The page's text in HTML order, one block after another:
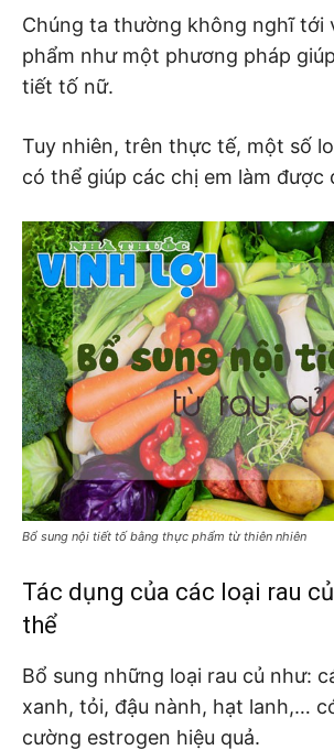
Chúng ta thường không nghĩ tới
phẩm như một phương pháp
tiết tố nữ.
Tuy nhiên, trên thực tế, một số
có thể giúp các chị em làm được
Bổ sung nội tiết tố bằng thực phẩm từ thiên nhiên
Tác dụng của các loại rau
thể
Bổ sung những loại rau củ như:
xanh, tỏi, đậu nành, hạt lanh,…
cường estrogen hiệu quả.